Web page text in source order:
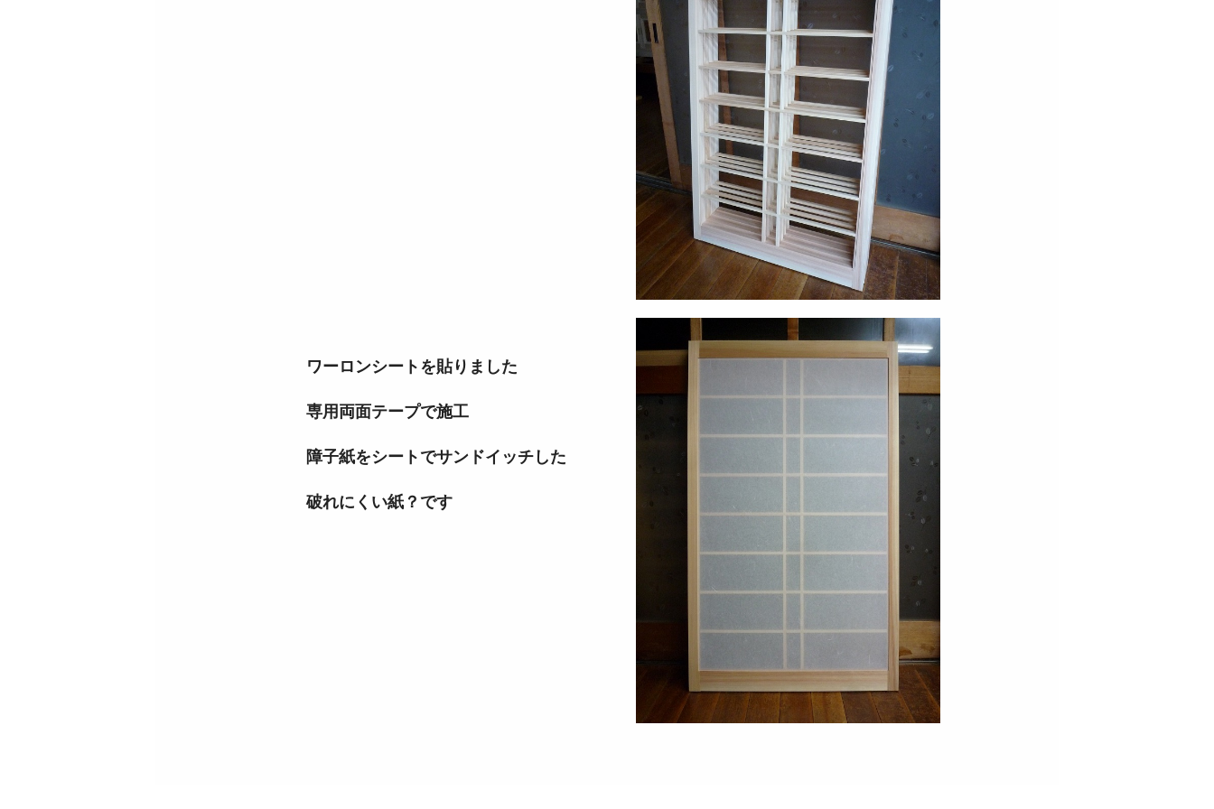
ワーロンシートを貼りました
専用両面テープで施工
障子紙をシートでサンドイッチした
破れにくい紙？です